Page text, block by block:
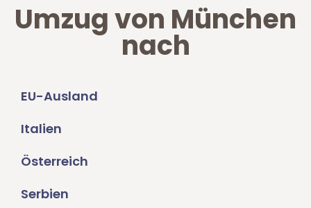
Umzug von München
nach
EU-Ausland
Italien
Österreich
Serbien